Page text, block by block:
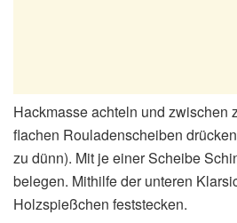
Hackmasse achteln und zwischen
flachen Rouladenscheiben
zu dünn). Mit je einer Scheibe
belegen. Mithilfe der unteren
Holzspießchen feststecken.